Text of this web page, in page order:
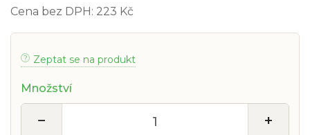
Cena bez DPH: 223 Kč
Zeptat se na produkt
Množství
− +